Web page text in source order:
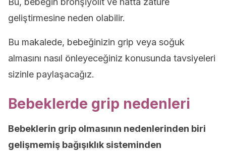
geliştirmesine neden olabilir.
Bu makalede, bebeğinizin grip veya soğuk
almasını nasıl önleyeceğiniz konusunda tavsiyeleri
sizinle paylaşacağız.
Bebeklerde grip nedenleri
Bebeklerin grip olmasının nedenlerinden biri
gelişmemiş bağışıklık sisteminden